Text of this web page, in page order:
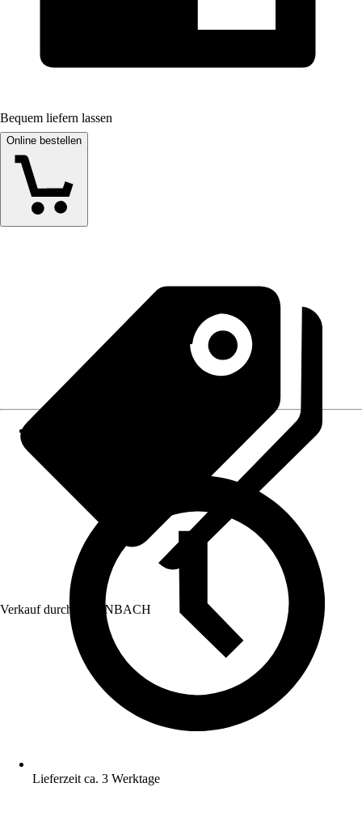
Bequem liefern lassen
Online bestellen
Verkauf durch: HORNBACH
Lieferzeit ca. 3 Werktage